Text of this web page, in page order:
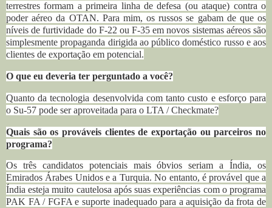
terrestres formam a primeira linha de defesa (ou ataque) contra o
poder aéreo da OTAN. Para mim, os russos se gabam de que os
níveis de furtividade do F-22 ou F-35 em novos sistemas aéreos são
simplesmente propaganda dirigida ao público doméstico russo e aos
clientes de exportação em potencial.
O que eu deveria ter perguntado a você?
Quanto da tecnologia desenvolvida com tanto custo e esforço para
o Su-57 pode ser aproveitada para o LTA / Checkmate?
Quais são os prováveis clientes de exportação ou parceiros no
programa?
Os três candidatos potenciais mais óbvios seriam a Índia, os
Emirados Árabes Unidos e a Turquia. No entanto, é provável que a
Índia esteja muito cautelosa após suas experiências com o programa
PAK FA / FGFA e suporte inadequado para a aquisição da frota de